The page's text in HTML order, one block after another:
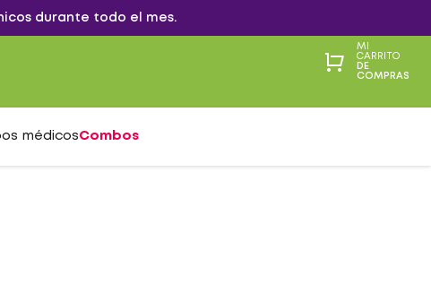
durante todo el mes.
MI
CARRITO
DE
COMPRAS
médicosCombos